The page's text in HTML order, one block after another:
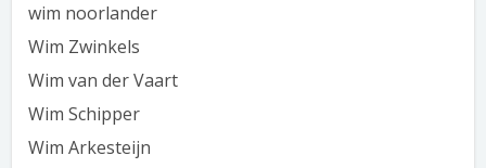
wim noorlander
Wim Zwinkels
Wim van der Vaart
Wim Schipper
Wim Arkesteijn